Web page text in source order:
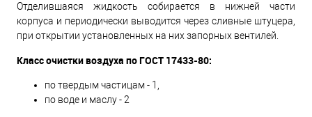
Отделившаяся жидкость собирается в нижней части
корпуса и периодически выводится через сливные штуцера,
при открытии установленных на них запорных вентилей.
Класс очистки воздуха по ГОСТ 17433-80:
по твердым частицам - 1,
по воде и маслу - 2